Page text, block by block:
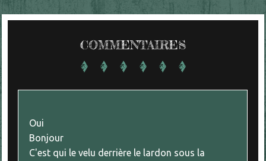
COMMENTAIRES
Oui
Bonjour
C'est qui le velu derrière le lardon sous la